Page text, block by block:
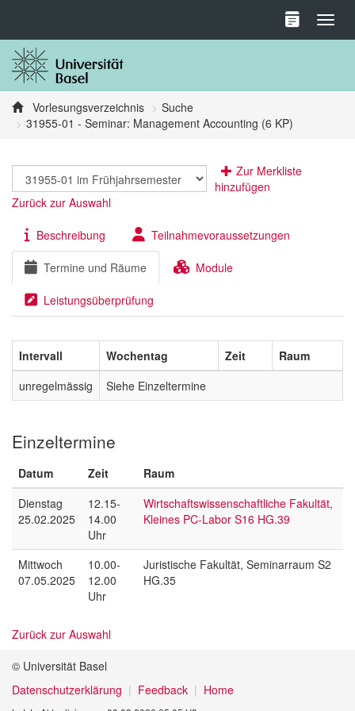
Vorlesungsverzeichnis
Suche
31955-01 - Seminar: Management Accounting (6 KP)
Zur Merkliste
hinzufügen
Zurück zur Auswahl
Beschreibung Teilnahmevoraussetzungen
Termine und Räume Module
Leistungsüberprüfung
Intervall Wochentag Zeit
Raum
unregelmässig
Siehe Einzeltermine
Einzeltermine
Datum Zeit
Raum
Dienstag
25.02.2025
12.15-
14.00
Uhr
Wirtschaftswissenschaftliche Fakultät,
Kleines PC-Labor S16 HG.39
Mittwoch
07.05.2025
10.00-
12.00
Uhr
Juristische Fakultät, Seminarraum S2
HG.35
Zurück zur Auswahl
© Universität Basel
Datenschutzerklärung
Feedback Home